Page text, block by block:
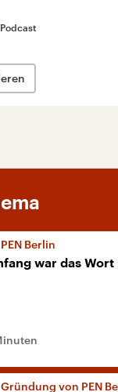
PEN Berlin
war das
Gründung von PEN